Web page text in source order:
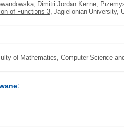
, Dimitri Jordan Kenne,
of Functions 3, Jagiellonian University,
of Mathematics, Computer Science